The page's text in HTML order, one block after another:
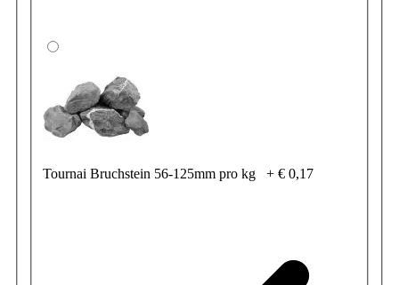
Tournai Bruchstein 56-125mm pro kg + € 0,17